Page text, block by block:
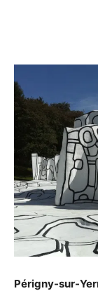
Périgny-sur-